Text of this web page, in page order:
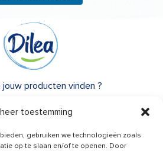
toestemming
gebruiken we technologieën zoals
op te slaan en/of te openen. Door
jouw producten vinden ?
Over Dilea
FAQ